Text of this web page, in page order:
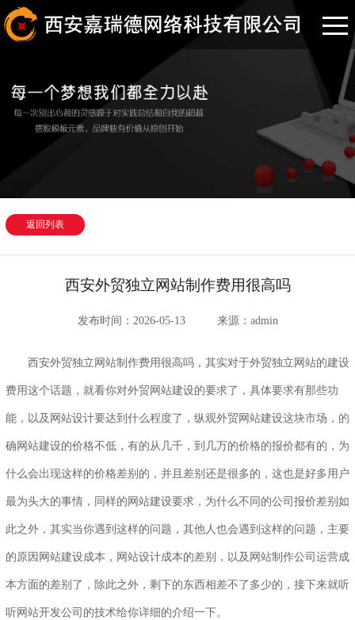
返回列表
西安外贸独立网站制作费用很高吗
发布时间：2026-05-13 来源：admin
西安外贸独立网站制作费用很高吗，其实对于外贸独立网站的建设
费用这个话题，就看你对外贸网站建设的要求了，具体要求有那些功
能，以及网站设计要达到什么程度了，纵观外贸网站建设这块市场，的
确网站建设的价格不低，有的从几千，到几万的价格的报价都有的，为
什么会出现这样的价格差别的，并且差别还是很多的，这也是好多用户
最为头大的事情，同样的网站建设要求，为什么不同的公司报价差别如
此之外，其实当你遇到这样的问题，其他人也会遇到这样的问题，主要
的原因网站建设成本，网站设计成本的差别，以及网站制作公司运营成
本方面的差别了，除此之外，剩下的东西相差不了多少的，接下来就听
听网站开发公司的技术给你详细的介绍一下。